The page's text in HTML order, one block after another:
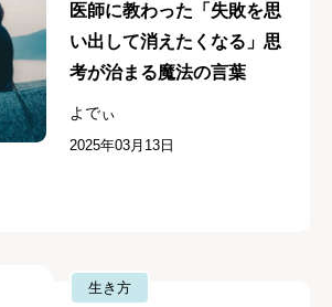
医師に教わった「失敗を思
い出して消えたくなる」思
考が治まる魔法の言葉
よでぃ
2025年03月13日
生き方